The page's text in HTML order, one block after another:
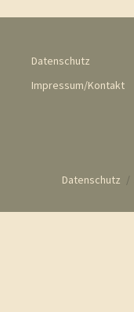
Datenschutz
Impressum/Kontakt
Datenschutz